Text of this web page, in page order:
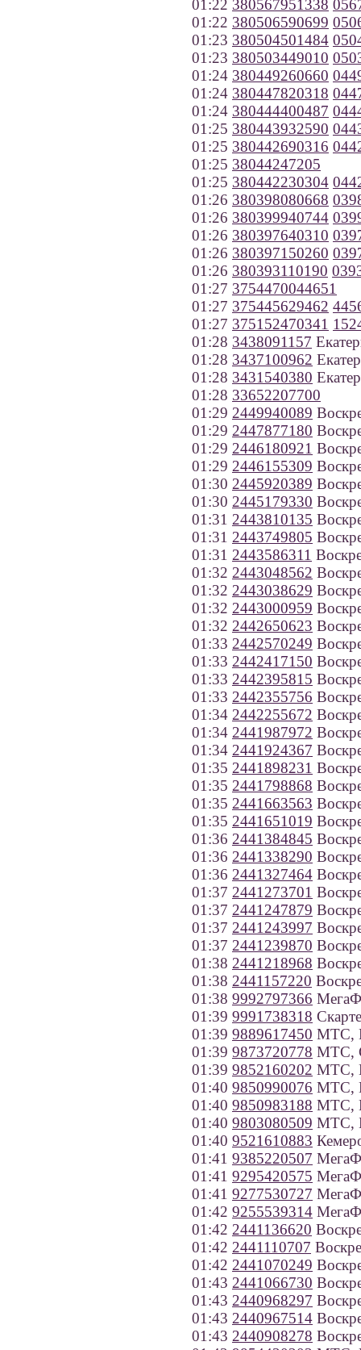
01:22 380567951338
01:22 380506590699
01:23 380504501484
01:23 380503449010
01:24 380449260660
01:24 380447820318
01:24 380444400487
01:25 380443932590
01:25 380442690316
01:25 38044247205
01:25 380442230304
01:26 380398080668
01:26 380399940744
01:26 380397640310
01:26 380397150260
01:26 380393110190
01:27 3754470044651
01:27 375445629462
01:27 375152470341
01:28 3438091157
01:28 3437100962
01:28 3431540380
01:28 33652207700
01:29 2449940089
01:29 2447877180
01:29 2446180921
01:29 2446155309
01:30 2445920389
01:30 2445179330
01:31 2443810135
01:31 2443749805
01:31 2443586311
01:32 2443048562
01:32 2443038629
01:32 2443000959
01:32 2442650623
01:33 2442570249
01:33 2442417150
01:33 2442395815
01:33 2442355756
01:34 2442255672
01:34 2441987972
01:34 2441924367
01:35 2441898231
01:35 2441798868
01:35 2441663563
01:35 2441651019
01:36 2441384845
01:36 2441338290
01:36 2441327464
01:37 2441273701
01:37 2441247879
01:37 2441243997
01:37 2441239870
01:38 2441218968
01:38 2441157220
01:38 9992797366
01:39 9991738318
01:39 9889617450 МТС,
01:39 9873720778 МТС,
01:39 9852160202 МТС,
01:40 9850990076 МТС,
01:40 9850983188 МТС,
01:40 9803080509 МТС,
01:40 9521610883
01:41 9385220507
01:41 9295420575
01:41 9277530727
01:42 9255539314
01:42 2441136620
01:42 2441110707
01:42 2441070249
01:43 2441066730
01:43 2440968297
01:43 2440967514
01:43 2440908278